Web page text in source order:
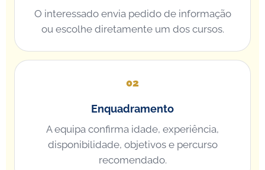
O interessado envia pedido de informação
ou escolhe diretamente um dos cursos.
Enquadramento
A equipa confirma idade, experiência,
disponibilidade, objetivos e percurso
recomendado.